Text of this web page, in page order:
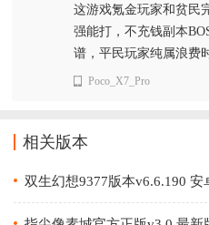
这游戏氪金玩家和贫民
强能打，不充钱副本
谱，平民玩家纯属浪费
Poco_X7_Pro
相关版本
双生幻想9377版本v6.6.190 安